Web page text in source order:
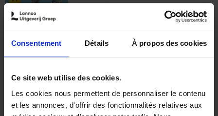
Consentement Détails À propos des cookies
Ce site web utilise des cookies.
Les cookies nous permettent de personnaliser le contenu
et les annonces, d'offrir des fonctionnalités relatives aux
€37,50
Building Bonds = Building
Business